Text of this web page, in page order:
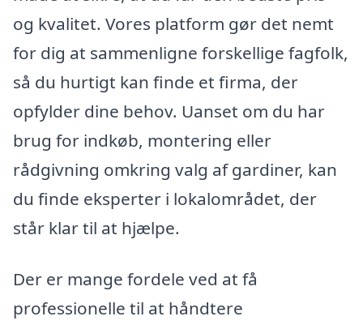
og kvalitet. Vores platform gør det nemt
for dig at sammenligne forskellige fagfolk,
så du hurtigt kan finde et firma, der
opfylder dine behov. Uanset om du har
brug for indkøb, montering eller
rådgivning omkring valg af gardiner, kan
du finde eksperter i lokalområdet, der
står klar til at hjælpe.
Der er mange fordele ved at få
professionelle til at håndtere